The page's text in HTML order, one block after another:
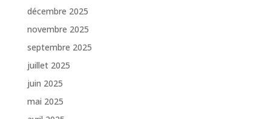
décembre 2025
novembre 2025
septembre 2025
juillet 2025
juin 2025
mai 2025